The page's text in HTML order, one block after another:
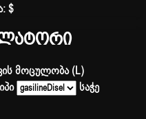
$
მოცულობა (L)
საჭე